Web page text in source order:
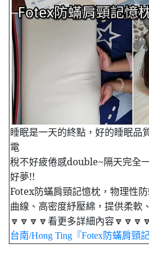
睡眠是一天的終點，好的睡眠品
電
稅不好疲倦感double~隔天完全
好夢!!
Fotex防蟎肩頸記憶枕，物理性
曲線、高密度紓壓綿，提供柔軟
🔽🔽🔽🔽看更多詳細內容🔽🔽🔽🔽
台南/Hong Ting『Fotex防蟎肩頸